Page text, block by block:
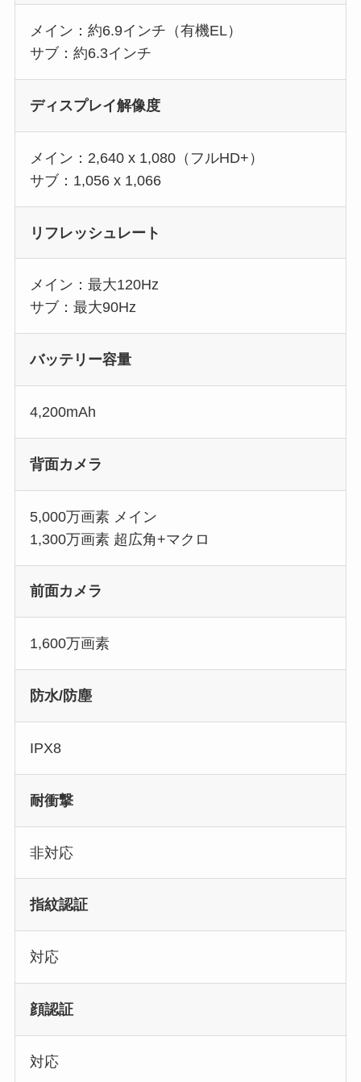
メイン：約6.9インチ（有機EL）
サブ：約6.3インチ
ディスプレイ解像度
メイン：2,640 x 1,080（フルHD+）
サブ：1,056 x 1,066
リフレッシュレート
メイン：最大120Hz
サブ：最大90Hz
バッテリー容量
4,200mAh
背面カメラ
5,000万画素 メイン
1,300万画素 超広角+マクロ
前面カメラ
1,600万画素
防水/防塵
IPX8
耐衝撃
非対応
指紋認証
対応
顔認証
対応